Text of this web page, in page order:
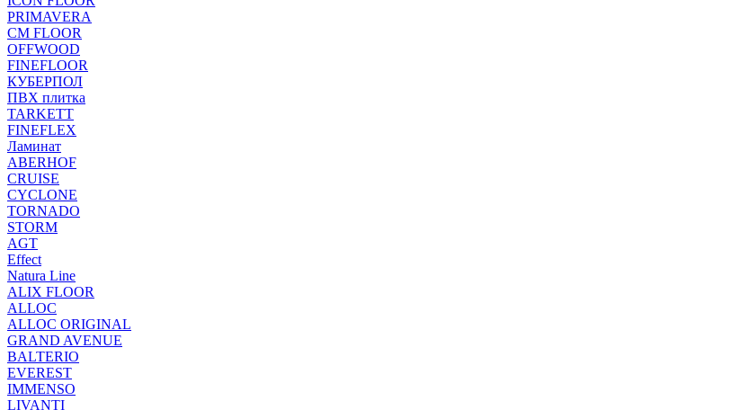
PRIMAVERA
CM FLOOR
OFFWOOD
FINEFLOOR
КУБЕРПОЛ
ПВХ плитка
TARKETT
FINEFLEX
Ламинат
ABERHOF
CRUISE
CYCLONE
TORNADO
STORM
AGT
Effect
Natura Line
ALIX FLOOR
ALLOC
ALLOC ORIGINAL
GRAND AVENUE
BALTERIO
EVEREST
IMMENSO
LIVANTI